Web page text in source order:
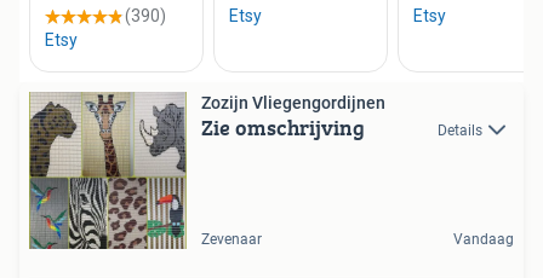
Zozijn Vliegengordijnen
Zie omschrijving Details
Zevenaar Vandaag